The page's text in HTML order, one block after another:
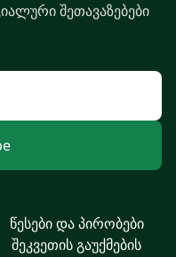
შეთავაზებები
წესები და პირობები
შეკვეთის გაუქმების